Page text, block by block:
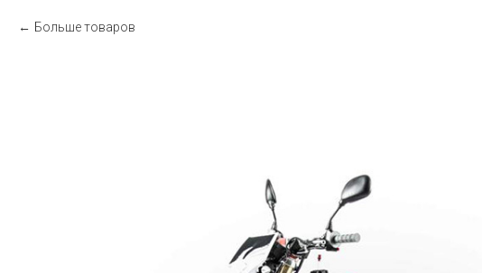
Больше товаров